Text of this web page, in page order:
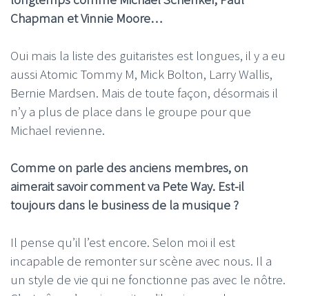
Chapman et Vinnie Moore…
Oui mais la liste des guitaristes est longues, il y a eu
aussi Atomic Tommy M, Mick Bolton, Larry Wallis,
Bernie Mardsen. Mais de toute façon, désormais il
n’y a plus de place dans le groupe pour que
Michael revienne.
Comme on parle des anciens membres, on
aimerait savoir comment va Pete Way. Est-il
toujours dans le business de la musique ?
Il pense qu’il l’est encore. Selon moi il est
incapable de remonter sur scène avec nous. Il a
un style de vie qui ne fonctionne pas avec le nôtre.